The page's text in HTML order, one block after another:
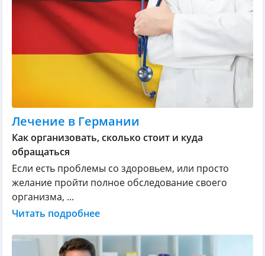
Лечение в Германии
Как организовать, сколько стоит и куда
обращаться
Если есть проблемы со здоровьем, или просто
желание пройти полное обследование своего
организма, ...
Читать подробнее